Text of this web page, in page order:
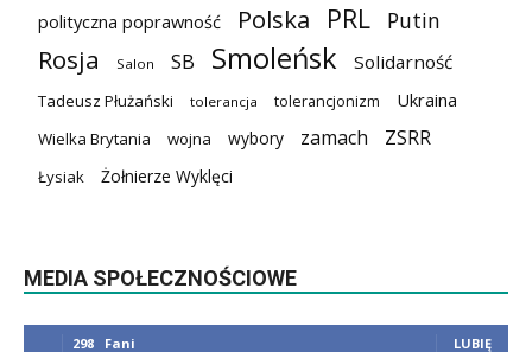
polityczna poprawność Polska PRL Putin
Rosja Salon SB Smoleńsk Solidarność
Tadeusz Płużański tolerancja tolerancjonizm Ukraina
Wielka Brytania wojna wybory zamach ZSRR
Łysiak Żołnierze Wyklęci
MEDIA SPOŁECZNOŚCIOWE
298 Fani LUBIĘ